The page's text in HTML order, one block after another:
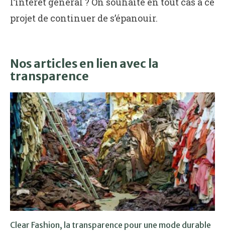
projet de continuer de s’épanouir.
Nos articles en lien avec la
transparence
Clear Fashion, la transparence pour une mode durable